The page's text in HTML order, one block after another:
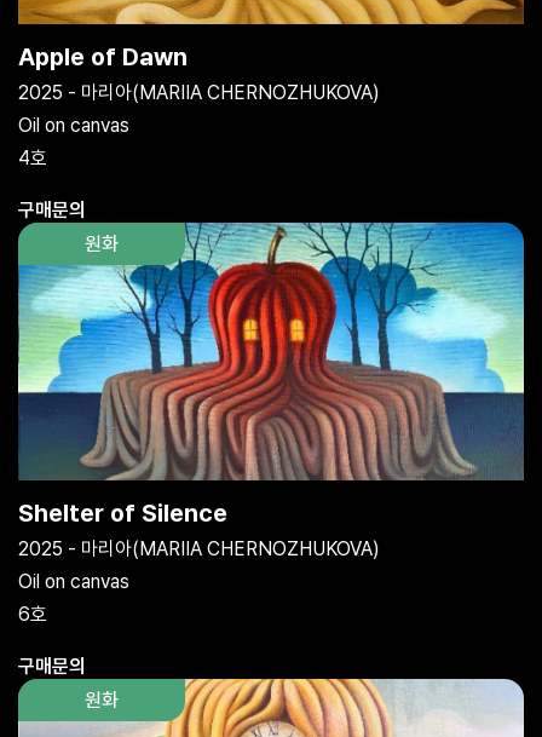
Apple of Dawn
2025 - 마리아(MARIIA CHERNOZHUKOVA)
Oil on canvas
4호
구매문의
원화
Shelter of Silence
2025 - 마리아(MARIIA CHERNOZHUKOVA)
Oil on canvas
6호
구매문의
원화